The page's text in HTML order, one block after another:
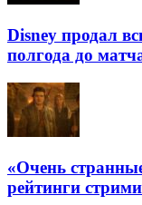
Disney продал
полгода до
«Очень
рейтинги